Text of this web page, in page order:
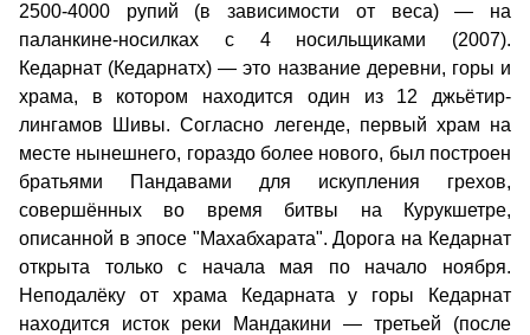
2500-4000 рупий (в зависимости от веса) — на
паланкине-носилках с 4 носильщиками (2007).
Кедарнат (Кедарнатх) — это название деревни, горы и
храма, в котором находится один из 12 джьётир-
лингамов Шивы. Согласно легенде, первый храм на
месте нынешнего, гораздо более нового, был построен
братьями Пандавами для искупления грехов,
совершённых во время битвы на Курукшетре,
описанной в эпосе "Махабхарата". Дорога на Кедарнат
открыта только с начала мая по начало ноября.
Неподалёку от храма Кедарната у горы Кедарнат
находится исток реки Мандакини — третьей (после